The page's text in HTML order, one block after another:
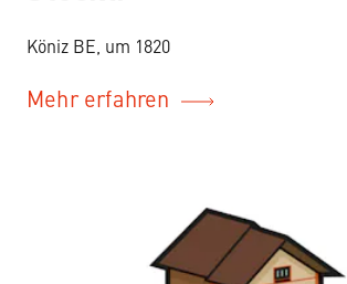
Köniz BE, um 1820
Mehr erfahren